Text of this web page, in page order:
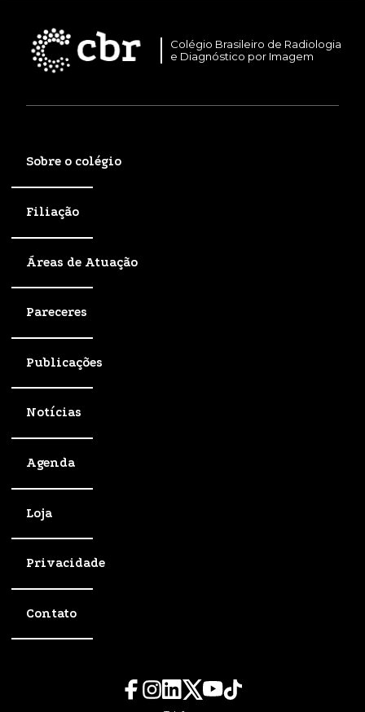
Colégio Brasileiro de Radiologia
e Diagnóstico por Imagem
Sobre o colégio
Filiação
Áreas de Atuação
Pareceres
Publicações
Notícias
Agenda
Loja
Privacidade
Contato